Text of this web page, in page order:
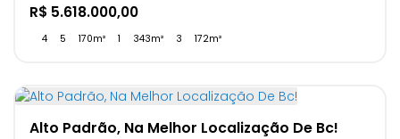
R$ 5.618.000,00
4 5 170m² 1 343m² 3 172m²
Alto Padrão, Na Melhor Localização De Bc!